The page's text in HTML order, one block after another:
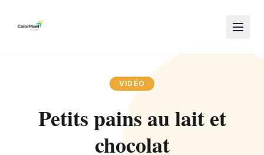
VIDÉO
Petits pains au lait et
chocolat